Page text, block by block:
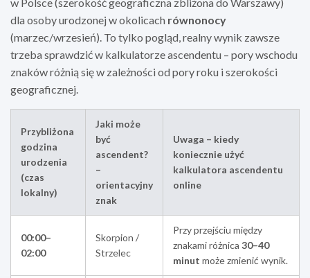
dla osoby urodzonej w okolicach równonocy
(marzec/wrzesień). To tylko pogląd, realny wynik zawsze
trzeba sprawdzić w kalkulatorze ascendentu – pory wschodu
znaków różnią się w zależności od pory roku i szerokości
geograficznej.
Przybliżona
godzina
urodzenia
(czas
lokalny)
Jaki może
być
ascendent?
–
orientacyjny
znak
Uwaga – kiedy
koniecznie użyć
kalkulatora ascendentu
online
00:00–
02:00
Skorpion /
Strzelec
Przy przejściu między
znakami różnica 30–40
minut może zmienić wynik.